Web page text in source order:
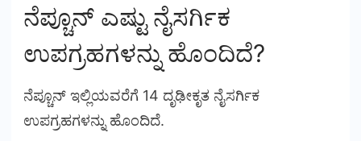
ನೆಪ್ಚೂನ್ ಎಷ್ಟು ನೈಸರ್ಗಿಕ
ಉಪಗ್ರಹಗಳನ್ನು ಹೊಂದಿದೆ?
ನೆಪ್ಚೂನ್ ಇಲ್ಲಿಯವರೆಗೆ 14 ದೃಢೀಕೃತ ನೈಸರ್ಗಿಕ
ಉಪಗ್ರಹಗಳನ್ನು ಹೊಂದಿದೆ.